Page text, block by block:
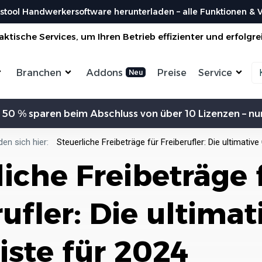
Handwerkersoftware herunterladen – alle Funktionen &
Services, um Ihren Betrieb effizienter und
Aufträge verwalten
Bestellungen
Überischtlichen Projekten
Organisiere deine Aufträge in
Überischtlichen Projekten
Bodenleger
Enegrieberater
Hausverwalter
Büroservice
Hausmeister
Gebäudereinigung
Branchen Addons Preise Service
Magazin
Bei uns findest du spannendes Blogartikel
vieles mehr ...
Lexikon
Bei uns im Lexikon findest du zu allen
Roadmap & Ideen
innovative Ideen...
Nutzen
Wer
% sparen beim Abschluss von über 10 Lizenzen –
sich hier: Steuerliche Freibeträge für Freiberufler: Die
Freibeträge
Die
für 2024